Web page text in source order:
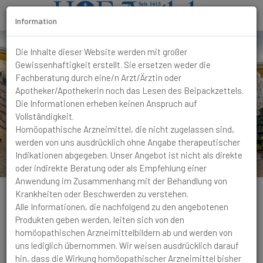
T
Schlaf
Schlafstörungen
Wacht gegen 2 Uhr
morgens auf und liegt dann mehrere Stunden wach.
Information
Die Inhalte dieser Website werden mit großer
Gewissenhaftigkeit erstellt. Sie ersetzen weder die
Fachberatung durch eine/n Arzt/Ärztin oder
Apotheker/Apothekerin noch das Lesen des Beipackzettels.
Die Informationen erheben keinen Anspruch auf
Vollständigkeit.
Homöopathische Arzneimittel, die nicht zugelassen sind,
werden von uns ausdrücklich ohne Angabe therapeutischer
Indikationen abgegeben. Unser Angebot ist nicht als direkte
oder indirekte Beratung oder als Empfehlung einer
Anwendung im Zusammenhang mit der Behandlung von
Krankheiten oder Beschwerden zu verstehen.
Alle Informationen, die nachfolgend zu den angebotenen
Produkten geben werden, leiten sich von den
homöopathischen Arzneimittelbildern ab und werden von
uns lediglich übernommen. Wir weisen ausdrücklich darauf
hin, dass die Wirkung homöopathischer Arzneimittel bisher